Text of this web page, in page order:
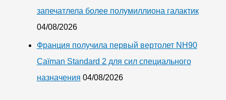
запечатлела более полумиллиона галактик
04/08/2026
Франция получила первый вертолет NH90
Caïman Standard 2 для сил специального
назначения 04/08/2026